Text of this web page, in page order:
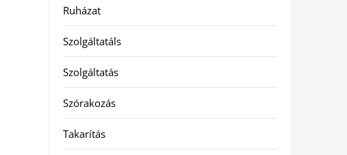
Ruházat
Szolgáltatáls
Szolgáltatás
Szórakozás
Takarítás